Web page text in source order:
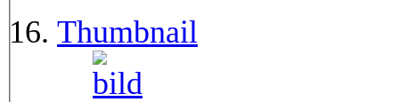
Thumbnail